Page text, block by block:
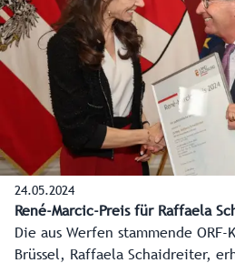
24.05.2024
René-Marcic-Preis für Raffaela
Die aus Werfen stammende
Brüssel, Raffaela Schaidreiter,